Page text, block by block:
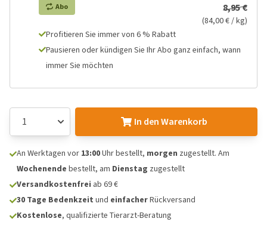
Abo 8,95 €
(84,00 € / kg)
Profitieren Sie immer von 6 % Rabatt
Pausieren oder kündigen Sie Ihr Abo ganz einfach, wann
immer Sie möchten
In den Warenkorb
An Werktagen vor 13:00Uhr bestellt, morgen zugestellt. Am
Wochenende bestellt, am Dienstag zugestellt
Versandkostenfrei ab 69 €
30 Tage Bedenkzeit und einfacherRückversand
Kostenlose, qualifizierte Tierarzt-Beratung